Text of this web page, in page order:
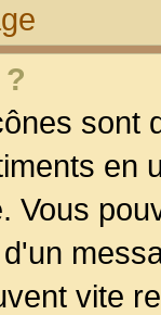
sont
en
Vous
vite